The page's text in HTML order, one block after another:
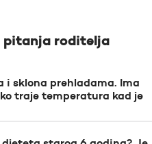
pitanja roditelja
i sklona prehladama. Ima
traje temperatura kad je